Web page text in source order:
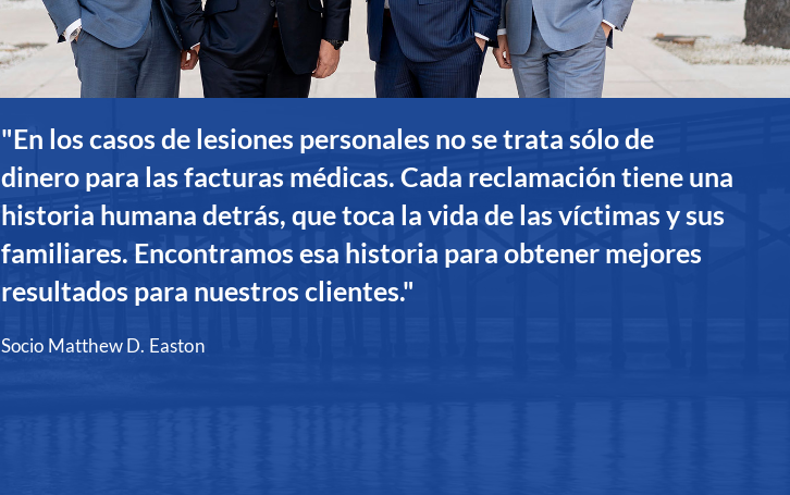
"En los casos de lesiones personales no se trata sólo de
dinero para las facturas médicas. Cada reclamación tiene una
historia humana detrás, que toca la vida de las víctimas y sus
familiares. Encontramos esa historia para obtener mejores
resultados para nuestros clientes."
Socio Matthew D. Easton